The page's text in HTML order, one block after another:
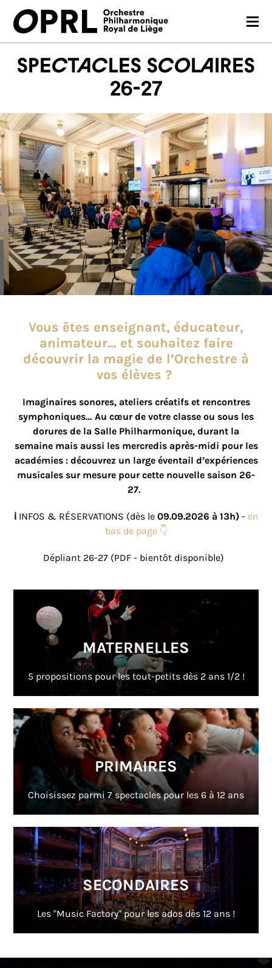
CONCERTS
JEUNES PUBLICS
OPRL
EN PRATIQUE
MÉDIAS
NOUS SOUTENIR
FR EN
Spectacles scolaires
26-27
Vous êtes enseignant, éducateur,
animateur... et souhaitez faire
découvrir la magie de l’Orchestre à
vos élèves ?
Imaginaires sonores, ateliers créatifs et rencontres
symphoniques… Au cœur de votre classe ou sous les
dorures de la Salle Philharmonique, durant la
semaine mais aussi les mercredis après-midi pour les
académies : découvrez un large éventail d’expériences
musicales sur mesure pour cette nouvelle saison 26-
27.
ℹ️ INFOS & RÉSERVATIONS (dès le 09.09.2026 à 13h)- en
bas de page 👇
Dépliant 26-27 (PDF - bientôt disponible)
MATERNELLES
5 propositions pour les tout-petits dès 2 ans 1/2 !
PRIMAIRES
Choisissez parmi 7 spectacles pour les 6 à 12 ans
SECONDAIRES
Les "Music Factory" pour les ados dès 12 ans !